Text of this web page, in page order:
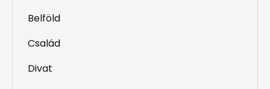
Belföld
Család
Divat